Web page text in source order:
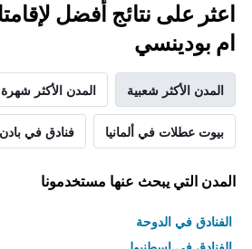
اعثر على نتائج أفضل
ام بودينسي
المدن الأكثر شعبية المدن الأكثر شهرة
بيوت عطلات في ألمانيا فنادق في
المدن التي يبحث عنها مستخدمونا
الفنادق في الدوحة